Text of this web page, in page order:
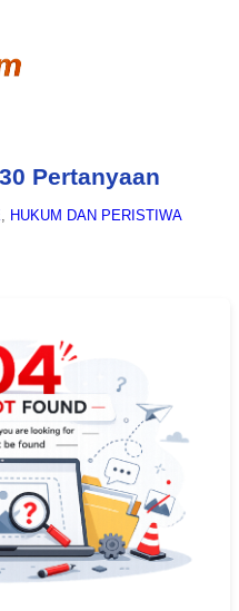
Pertanyaan
, HUKUM DAN PERISTIWA